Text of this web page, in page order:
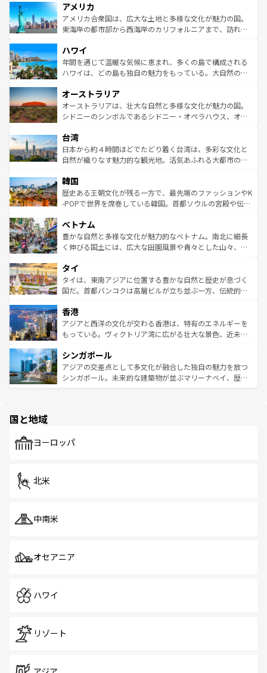
ンツ一覧を参照してほしい。
の建物がそのまま残る町や、スイスならではのユニークな
博物館もあり、アルプス観光だけでなく町歩きも満喫する
ことができる。国民の所得が高いため物価も高いが、旅行
ば市内交通費無料で観光を楽しむこともできる。 なお、新
着のスイス情報はコンテンツ一覧 を参照してほしい。
アメリカ
アメリカ合衆国は、広大な土地と多様な文化が魅力の国。
東海岸の都市部から西海岸のカリフォルニアまで、訪れる
のような巨大都市は、観光、ショッピング、エンターテイ
ンメントが詰まった刺激的なスポットだ。一方、アメリカ
西部には大自然が広がり、グランドキャニオンやイエロー
部のニューオーリンズでは、音楽と美食が融合した独特の
文化が魅力。旅行者はアメリカの各地域で異なる魅力を楽
しみながら、その多様性と豊かな歴史を感じることができ
ならではの贅沢な旅のスタイルだ。 なお、新着のアメリカ
情報はコンテンツ一覧を参照してほしい。
ハワイ
年間を通じて温暖な気候に恵まれ、多くの島で構成される
ハワイは、どの島も独自の魅力をもっている。大自然の神
ワイ島は見逃せない。また、定番の観光地といえばオアフ
島だが、静かな自然を求めるならマウイ島やカウアイ島が
おすすめ。エメラルドグリーンに輝く海をはじめ、豊かな
れるおもてなしの心で訪れる人々を迎えてくれるハワイの
人々、おいしいローカルフードやハワイアンミュージッ
ク、伝統的なフラダンスなど、すべてがハワイの魅力を彩
ワイを、存分に味わってほしい。 なお、新着のハワイ情報
はコンテンツ一覧を参照してほしい。
オーストラリア
オーストラリアは、壮大な自然と多様な文化が魅力の国。
シドニーのシンボルであるシドニー・オペラハウス、オー
リアリーフや大陸中央部にそびえるウルル（エアーズロッ
ク）、タスマニアの美しい原生林やケアンズの熱帯雨林な
ど、見どころがたくさん。また、カフェやワイン、オージ
いる。アクティビティも充実しており、サーフィンやダイ
ビング、ハイキングなど、アウトドア好きにはたまらな
い。オーストラリアの多彩な魅力を存分に味わいつくそ
参照してほしい。
台湾
日本から約４時間ほどでたどり着く台湾は、多彩な文化と
自然が織りなす魅力的な観光地。活気あふれる大都市の台
ン）、静ひつな山岳地帯である台湾東部など、都市の喧騒
と山間の静けさが共存しており、訪れる人に新しい発見と
驚きをもたらしてくれる。また、奥深い台湾の食文化も魅
容にもいいと評判のスイーツなど、バラエティ豊かな料理
が味わえる。 なお、新着の台湾情報は コンテンツ一覧を参
照してほしい。
韓国
歴史ある王朝文化が残る一方で、最先端のファッションやK
-POPで世界を席巻している韓国。首都ソウルの宮殿や伝統
き、地方に足を延ばせば四季折々の自然美を楽しむことが
できる。そして、キムチや焼肉、絶品のストリートフード
まで、さまざまな韓国料理が待っている。夜には、韓国な
リティに包まれながら、韓国の多彩な魅力を心ゆくまで味
わってみてほしい。 なお、新着の韓国情報はコンテンツ一
覧を参照してほしい。
ベトナム
豊かな自然と多様な文化が魅力的なベトナム。南北に細長
く伸びる国土には、広大な田園風景や青々とした山々、世
急速な発展と共に伝統が息づく。ハノイの古い町並みやホ
ーチミン市のフランス統治時代の建物も、独特の雰囲気を
醸し出している。また、バラエティの豊かさとおいしさで
とつ。フォーやバインミー、ベトナムコーヒーなどは、ぜ
ひ現地で味わいたい。どの地域を訪れてもあたたかい人々
が旅行者を迎えてくれるので、きっと忘れられない旅にな
参照してほしい。
タイ
タイは、東南アジアに位置する豊かな自然と歴史が息づく
国だ。首都バンコクは高層ビルが立ち並ぶ一方、伝統的な
の活気が交差している。北部ではチェンマイなどの山岳地
帯で自然と触れ合い、南部ではプーケットやクラビの美し
いビーチでリゾート気分を楽しむことができる。タイ料理
激する。気候は一年中温暖で、どの季節にも異なる楽しみ
が待っている。親しみやすいタイの人々、仏教を中心とし
た文化、そして多様な観光資源が、訪れる旅人を魅了し続
香港
アジアと西洋の文化が交わる香港は、特有のエネルギーを
もっている。ヴィクトリア湾に広がる壮大な景色、近未来
み、どこを訪れても感動するはず。観光スポットが密集し
ており、効率よく見どころを回れるのも魅力。息をのむよ
うな絶景から文化的な体験まで、香港を存分に楽しみ尽く
シンガポール
アジアの交差点として多文化が融合した独自の魅力を放つ
シンガポール。未来的な建築物が並ぶマリーナベイ、歴史
で、ホーカーズは地元の風情を楽しめる外せないスポット
国と地域
ヨーロッパ
北米
中南米
オセアニア
ハワイ
リゾート